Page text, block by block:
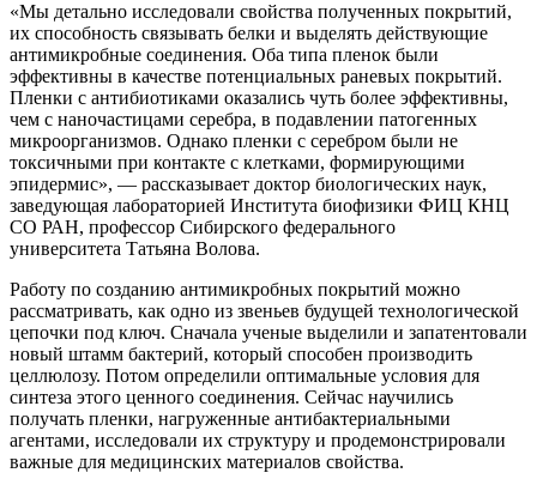
«Мы детально исследовали свойства полученных покрытий,
их способность связывать белки и выделять действующие
антимикробные соединения. Оба типа пленок были
эффективны в качестве потенциальных раневых покрытий.
Пленки с антибиотиками оказались чуть более эффективны,
чем с наночастицами серебра, в подавлении патогенных
микроорганизмов. Однако пленки с серебром были не
токсичными при контакте с клетками, формирующими
эпидермис», — рассказывает доктор биологических наук,
заведующая лабораторией Института биофизики ФИЦ КНЦ
СО РАН, профессор Сибирского федерального
университета Татьяна Волова.
Работу по созданию антимикробных покрытий можно
рассматривать, как одно из звеньев будущей технологической
цепочки под ключ. Сначала ученые выделили и запатентовали
новый штамм бактерий, который способен производить
целлюлозу. Потом определили оптимальные условия для
синтеза этого ценного соединения. Сейчас научились
получать пленки, нагруженные антибактериальными
агентами, исследовали их структуру и продемонстрировали
важные для медицинских материалов свойства.